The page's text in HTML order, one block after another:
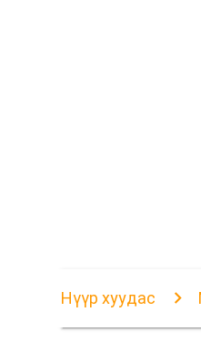
Нүүр хуудас